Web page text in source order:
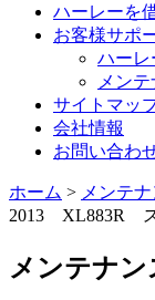
ハーレーを
お客様サポ
ハーレ
メン
サイトマッ
会社情報
お問い合わ
ホーム > メンテ
2013 XL883R
メンテナン